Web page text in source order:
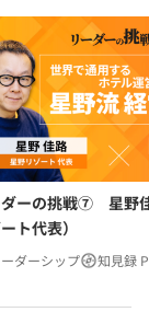
ーの挑戦⑦ 星野
ト代表）
ダーシップ 知見録